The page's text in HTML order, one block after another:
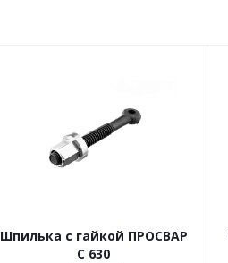
Шпилька с гайкой ПРОСВАР
С 630